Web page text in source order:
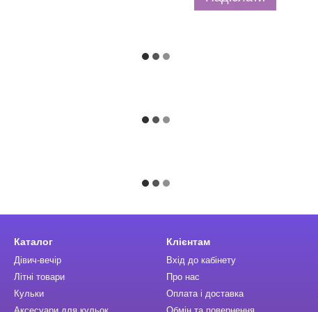
Каталог
Дівич-вечір
Літні товари
Кульки
Клієнтам
Вхід до кабінету
Про нас
Оплата і доставка